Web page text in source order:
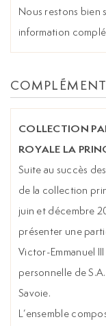
Nous restons bien
information
COLLECTION
ROYALE LA
Suite au succès
de la collection
juin et décembre
présenter une
Victor-Emmanuel
personnelle de
Savoie.
L’ensemble